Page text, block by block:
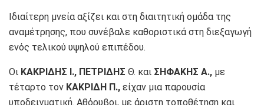
Ιδιαίτερη μνεία αξίζει και στη διαιτητική ομάδα της
αναμέτρησης, που συνέβαλε καθοριστικά στη διεξαγωγή
ενός τελικού υψηλού επιπέδου.
Οι ΚΑΚΡΙΔΗΣ Ι., ΠΕΤΡΙΔΗΣ Θ. και ΣΗΦΑΚΗΣ Α., με
τέταρτο τον ΚΑΚΡΙΔΗ Π., είχαν μια παρουσία
υποδειγματική. Αθόρυβοι, με άριστη τοποθέτηση και